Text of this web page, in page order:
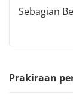
Sebagian
Prakiraan